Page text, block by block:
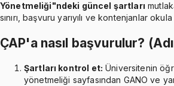
Yönetmeliği"ndeki güncel şartları
sınırı, başvuru yarıyılı ve kontenjanlar
ÇAP'a nasıl başvurulur?
Şartları kontrol et: Üniversitenin
yönetmeliği sayfasından GANO ve